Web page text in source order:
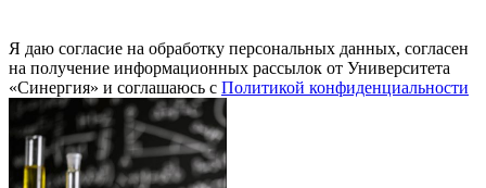
Я даю согласие на обработку персональных данных, согласен
на получение информационных рассылок от Университета
«Синергия» и соглашаюсь c Политикой конфиденциальности